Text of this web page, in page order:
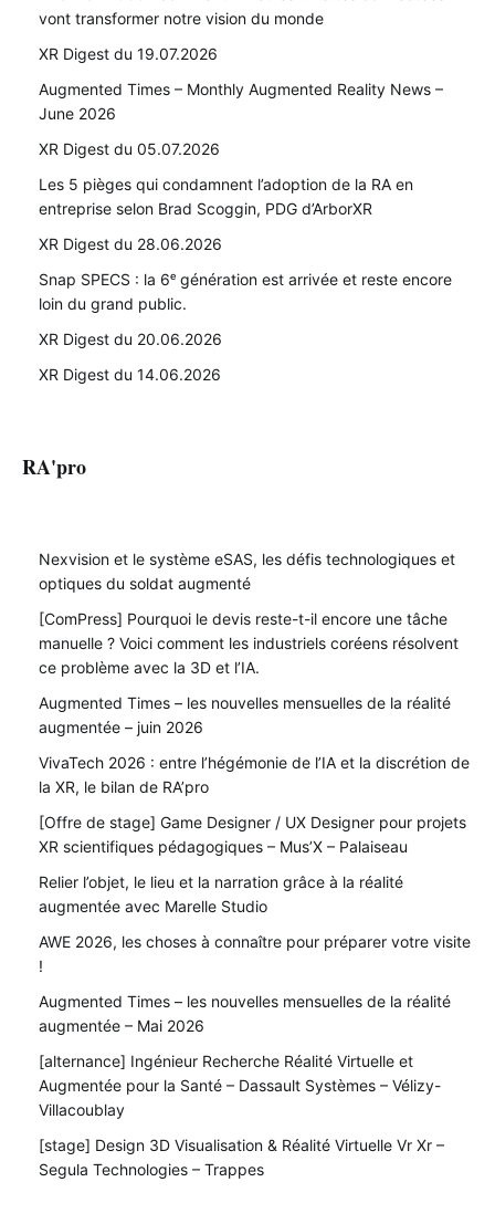
vont transformer notre vision du monde
XR Digest du 19.07.2026
Augmented Times – Monthly Augmented Reality News –
June 2026
XR Digest du 05.07.2026
Les 5 pièges qui condamnent l’adoption de la RA en
entreprise selon Brad Scoggin, PDG d’ArborXR
XR Digest du 28.06.2026
Snap SPECS : la 6ᵉ génération est arrivée et reste encore
loin du grand public.
XR Digest du 20.06.2026
XR Digest du 14.06.2026
RA'pro
Nexvision et le système eSAS, les défis technologiques et
optiques du soldat augmenté
[ComPress] Pourquoi le devis reste-t-il encore une tâche
manuelle ? Voici comment les industriels coréens résolvent
ce problème avec la 3D et l’IA.
Augmented Times – les nouvelles mensuelles de la réalité
augmentée – juin 2026
VivaTech 2026 : entre l’hégémonie de l’IA et la discrétion de
la XR, le bilan de RA’pro
[Offre de stage] Game Designer / UX Designer pour projets
XR scientifiques pédagogiques – Mus’X – Palaiseau
Relier l’objet, le lieu et la narration grâce à la réalité
augmentée avec Marelle Studio
AWE 2026, les choses à connaître pour préparer votre visite
!
Augmented Times – les nouvelles mensuelles de la réalité
augmentée – Mai 2026
[alternance] Ingénieur Recherche Réalité Virtuelle et
Augmentée pour la Santé – Dassault Systèmes – Vélizy-
Villacoublay
[stage] Design 3D Visualisation & Réalité Virtuelle Vr Xr –
Segula Technologies – Trappes